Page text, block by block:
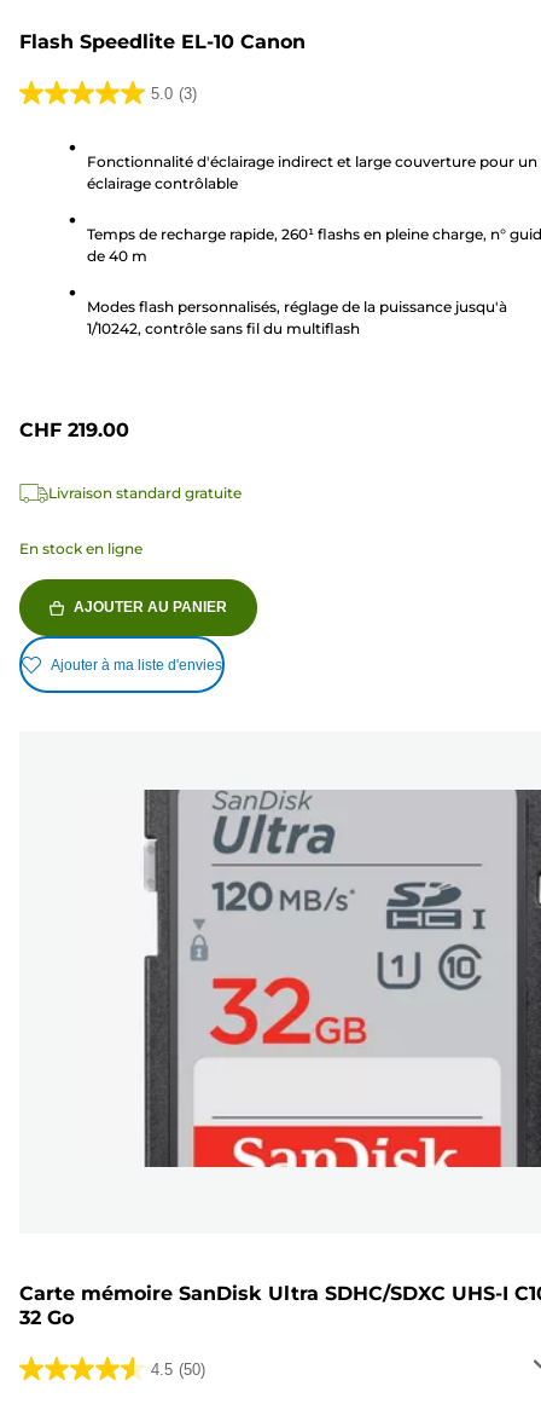
Flash Speedlite EL-10 Canon
5.0 (3)
5.0
étoiles.
Fonctionnalité d'éclairage indirect et large couverture pour un
éclairage contrôlable
Temps de recharge rapide, 260¹ flashs en pleine charge, n°
de 40 m
Modes flash personnalisés, réglage de la puissance jusqu'à
1/10242, contrôle sans fil du multiflash
CHF 219.00
Livraison standard gratuite
En stock en ligne
AJOUTER AU PANIER
Ajouter à ma liste d'envies
Carte mémoire SanDisk Ultra SDHC/SDXC UHS-I
32 Go
4.5 (50)
4.5